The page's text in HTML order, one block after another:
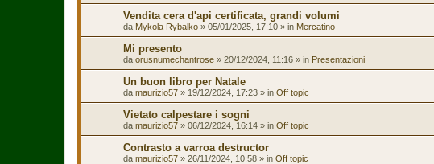
Vendita cera d'api certificata, grandi volumi
da Mykola Rybalko » 05/01/2025, 17:10 » in Mercatino
Mi presento
da orusnumechantrose » 20/12/2024, 11:16 » in Presentazioni
Un buon libro per Natale
da maurizio57 » 19/12/2024, 17:23 » in Off topic
Vietato calpestare i sogni
da maurizio57 » 06/12/2024, 16:14 » in Off topic
Contrasto a varroa destructor
da maurizio57 » 26/11/2024, 10:58 » in Off topic